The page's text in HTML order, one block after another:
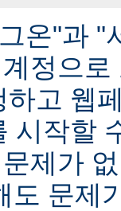
온"과 "
정으
고 웹
시작할
제가
도 문제